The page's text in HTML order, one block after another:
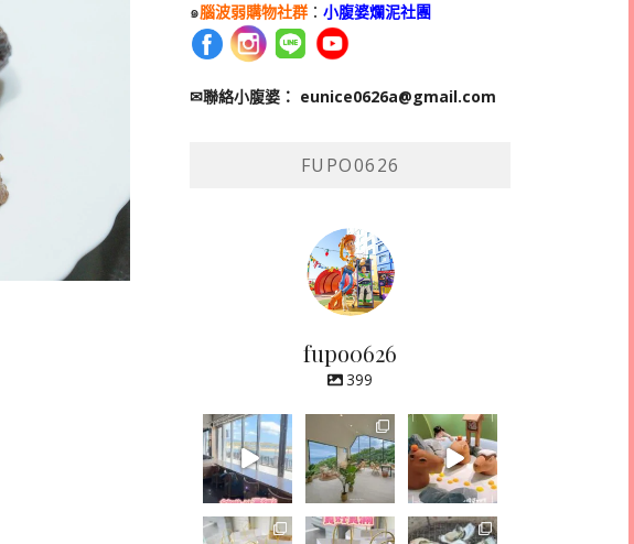
๑腦波弱購物社群 ：小腹婆爛泥社團
✉聯絡小腹婆： eunice0626a@gmail.com
FUPO0626
fupo0626
399